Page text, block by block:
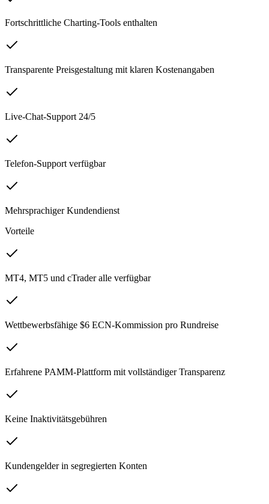
Fortschrittliche Charting-Tools enthalten
Transparente Preisgestaltung mit klaren Kostenangaben
Live-Chat-Support 24/5
Telefon-Support verfügbar
Mehrsprachiger Kundendienst
Vorteile
MT4, MT5 und cTrader alle verfügbar
Wettbewerbsfähige $6 ECN-Kommission pro Rundreise
Erfahrene PAMM-Plattform mit vollständiger Transparenz
Keine Inaktivitätsgebühren
Kundengelder in segregierten Konten